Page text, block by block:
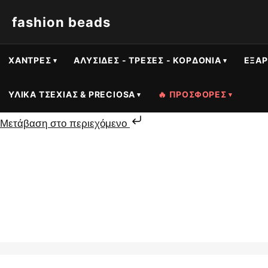
fashion beads
ΧΆΝΤΡΕΣ ΑΛΥΣΊΔΕΣ - ΤΡΈΣΕΣ - ΚΟΡΔΌΝΙΑ
ΥΛΙΚΆ ΤΣΕΧΊΑΣ & PRECIOSA 🔥 ΠΡΟΣΦΟΡΕΣ
Μετάβαση στο περιεχόμενο